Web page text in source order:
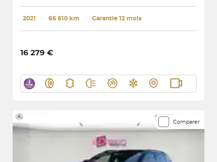
2021 ･ 66 610 km ･ Garantie 12 mois
16 279 €
Comparer